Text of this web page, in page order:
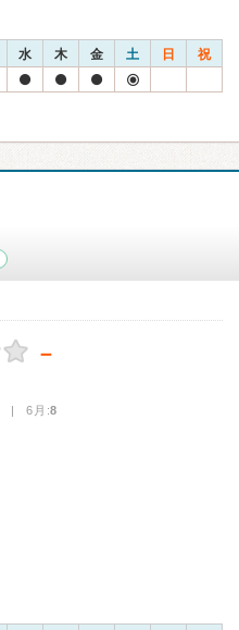
水 木 金 土 日 祝
－
| 6月:8